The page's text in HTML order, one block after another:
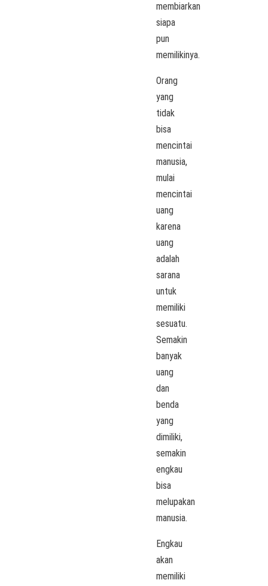
membiarkan
siapa
pun
memilikinya.
Orang
yang
tidak
bisa
mencintai
manusia,
mulai
mencintai
uang
karena
uang
adalah
sarana
untuk
memiliki
sesuatu.
Semakin
banyak
uang
dan
benda
yang
dimiliki,
semakin
engkau
bisa
melupakan
manusia.
Engkau
akan
memiliki